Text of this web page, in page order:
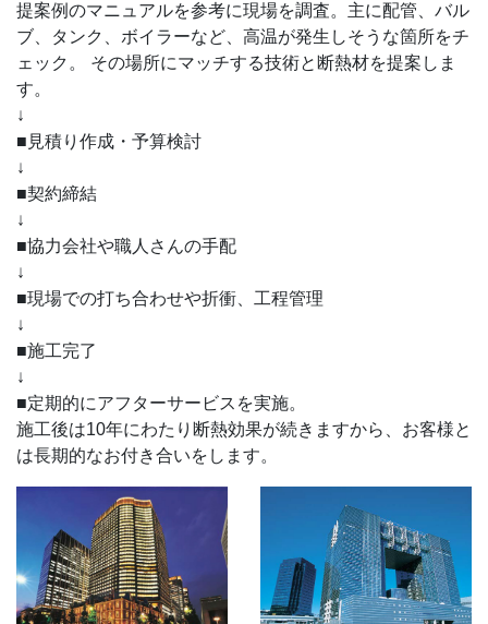
提案例のマニュアルを参考に現場を調査。主に配管、バル
ブ、タンク、ボイラーなど、高温が発生しそうな箇所をチ
ェック。 その場所にマッチする技術と断熱材を提案しま
す。
↓
■見積り作成・予算検討
↓
■契約締結
↓
■協力会社や職人さんの手配
↓
■現場での打ち合わせや折衝、工程管理
↓
■施工完了
↓
■定期的にアフターサービスを実施。
施工後は10年にわたり断熱効果が続きますから、お客様と
は長期的なお付き合いをします。